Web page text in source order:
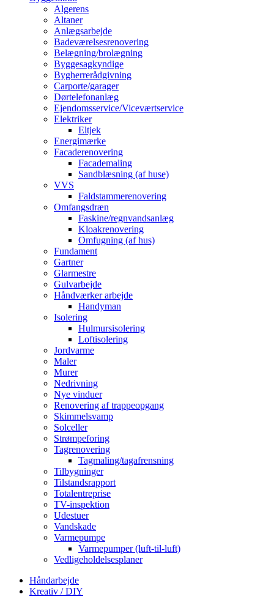
Algerens
Altaner
Anlægsarbejde
Badeværelsesrenovering
Belægning/brolægning
Byggesagkyndige
Bygherrerådgivning
Carporte/garager
Dørtelefonanlæg
Ejendomsservice/Viceværtservice
Elektriker
Eltjek
Energimærke
Facaderenovering
Facademaling
Sandblæsning (af huse)
VVS
Faldstammerenovering
Omfangsdræn
Faskine/regnvandsanlæg
Kloakrenovering
Omfugning (af hus)
Fundament
Gartner
Glarmestre
Gulvarbejde
Håndværker arbejde
Handyman
Isolering
Hulmursisolering
Loftisolering
Jordvarme
Maler
Murer
Nedrivning
Nye vinduer
Renovering af trappeopgang
Skimmelsvamp
Solceller
Strømpeforing
Tagrenovering
Tagmaling/tagafrensning
Tilbygninger
Tilstandsrapport
Totalentreprise
TV-inspektion
Udestuer
Vandskade
Varmepumpe
Varmepumper (luft-til-luft)
Vedligeholdelsesplaner
Håndarbejde
Kreativ / DIY